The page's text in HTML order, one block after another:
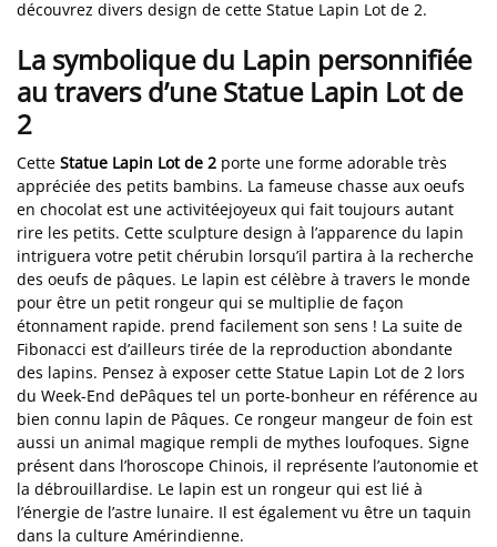
découvrez divers design de cette Statue Lapin Lot de 2.
La symbolique du Lapin personnifiée
au travers d’une Statue Lapin Lot de
2
Cette Statue Lapin Lot de 2 porte une forme adorable très
appréciée des petits bambins. La fameuse chasse aux oeufs
en chocolat est une activitéejoyeux qui fait toujours autant
rire les petits. Cette sculpture design à l’apparence du lapin
intriguera votre petit chérubin lorsqu’il partira à la recherche
des oeufs de pâques. Le lapin est célèbre à travers le monde
pour être un petit rongeur qui se multiplie de façon
étonnament rapide. prend facilement son sens ! La suite de
Fibonacci est d’ailleurs tirée de la reproduction abondante
des lapins. Pensez à exposer cette Statue Lapin Lot de 2 lors
du Week-End dePâques tel un porte-bonheur en référence au
bien connu lapin de Pâques. Ce rongeur mangeur de foin est
aussi un animal magique rempli de mythes loufoques. Signe
présent dans l’horoscope Chinois, il représente l’autonomie et
la débrouillardise. Le lapin est un rongeur qui est lié à
l’énergie de l’astre lunaire. Il est également vu être un taquin
dans la culture Amérindienne.